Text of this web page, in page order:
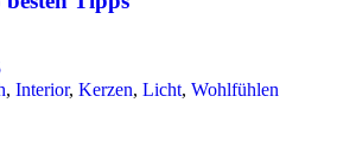
, Interior, Kerzen, Licht, Wohlfühlen